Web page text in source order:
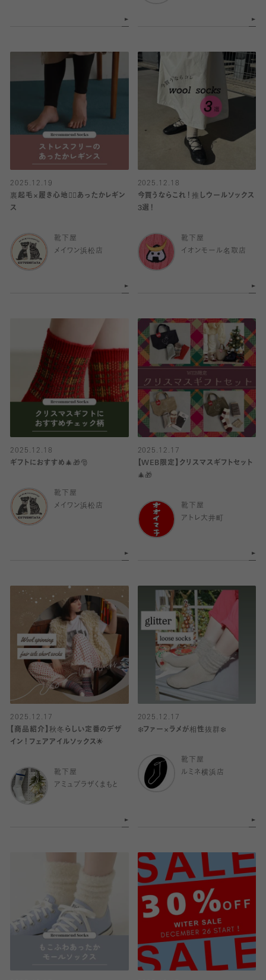
2025.12.19
裏起毛×履き心地🙆‍♀️あったかレギン
ス
靴下屋
メイワン浜松店
2025.12.18
今買うならこれ！推しウールソックス
3選！
靴下屋
イオンモール名取店
2025.12.18
ギフトにおすすめ🎄🎁🎅
靴下屋
メイワン浜松店
2025.12.17
【WEB限定】クリスマスギフトセット
🎄🎁
靴下屋
アトレ大井町
2025.12.17
【商品紹介】秋冬らしい定番のデザ
イン！フェアアイルソックス🌟
靴下屋
アミュプラザくまもと
2025.12.17
❄️ファー×ラメが相性抜群❄️
靴下屋
ルミネ横浜店